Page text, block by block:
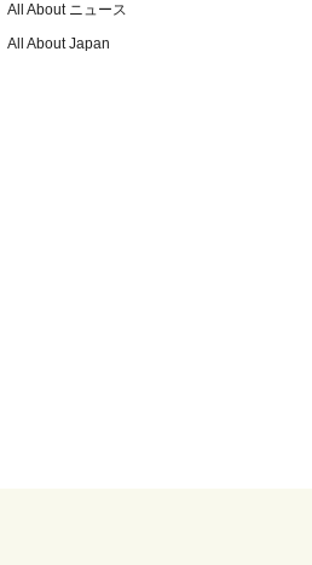
All About ニュース
All About Japan